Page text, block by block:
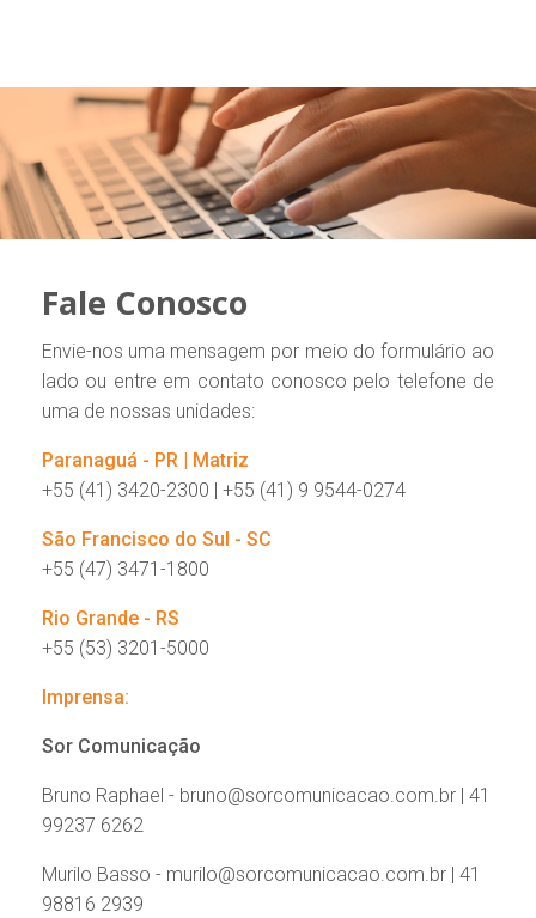
Fale Conosco
Envie-nos uma mensagem por meio do formulário ao
lado ou entre em contato conosco pelo telefone de
uma de nossas unidades:
Paranaguá - PR | Matriz
+55 (41) 3420-2300 | +55 (41) 9 9544-0274
São Francisco do Sul - SC
+55 (47) 3471-1800
Rio Grande - RS
+55 (53) 3201-5000
Imprensa:
Sor Comunicação
Bruno Raphael - bruno@sorcomunicacao.com.br | 41
99237 6262
Murilo Basso - murilo@sorcomunicacao.com.br | 41
98816 2939